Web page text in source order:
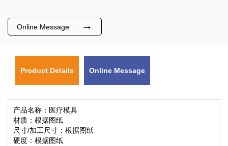
Online Message →
Product Details Online Message
产品名称：医疗模具
材质：根据图纸
尺寸/加工尺寸：根据图纸
硬度：根据图纸